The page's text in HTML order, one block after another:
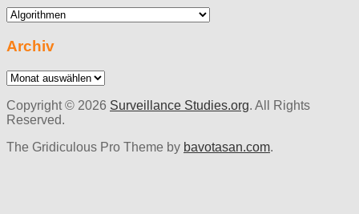
Kategorien
Archiv
Archiv
Copyright © 2026 Surveillance Studies.org. All Rights
Reserved.
The Gridiculous Pro Theme by bavotasan.com.